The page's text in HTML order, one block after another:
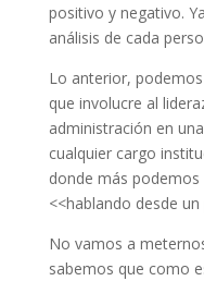
positivo y negativo.
análisis de cada
Lo anterior,
que involucre al
administración en
cualquier cargo
donde más
<<hablando desde
No vamos a
sabemos que como